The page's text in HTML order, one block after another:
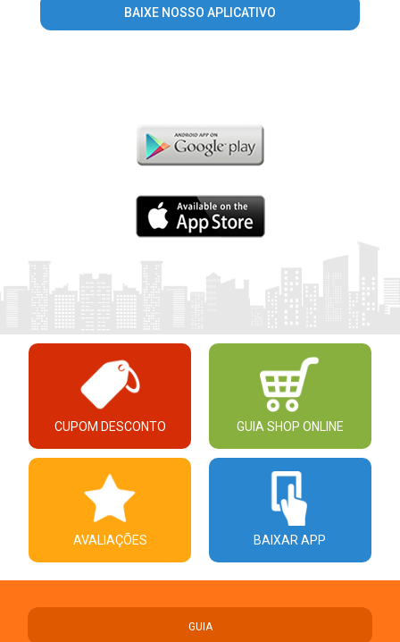
BAIXE NOSSO APLICATIVO
CUPOM DESCONTO GUIA SHOP ONLINE
AVALIAÇÕES BAIXAR APP
GUIA